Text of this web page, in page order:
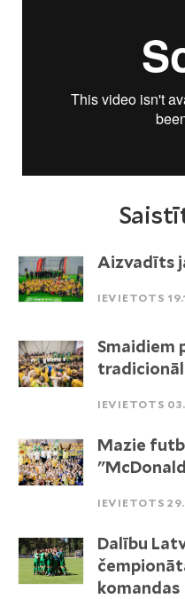
Aizvadīts
IEVIETOTS
Smaidiem
IEVIETOTS
Mazie
IEVIETOTS
Dalību
komandas